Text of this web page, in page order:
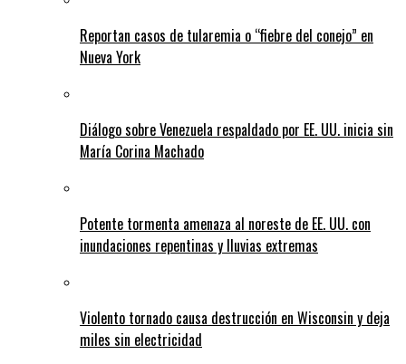
Reportan casos de tularemia o “fiebre del conejo” en
Nueva York
Diálogo sobre Venezuela respaldado por EE. UU. inicia sin
María Corina Machado
Potente tormenta amenaza al noreste de EE. UU. con
inundaciones repentinas y lluvias extremas
Violento tornado causa destrucción en Wisconsin y deja
miles sin electricidad